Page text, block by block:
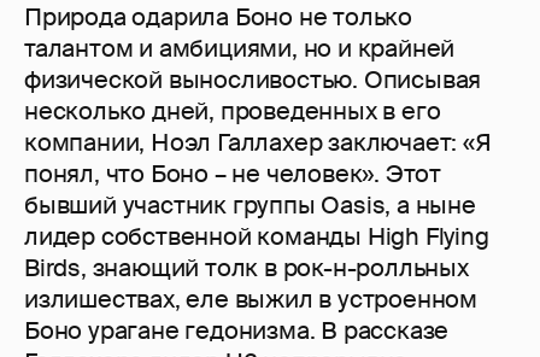
Природа одарила Боно не только
талантом и амбициями, но и крайней
физической выносливостью. Описывая
несколько дней, проведенных в его
компании, Ноэл Галлахер заключает: «Я
понял, что Боно – не человек». Этот
бывший участник группы Oasis, а ныне
лидер собственной команды High Flying
Birds, знающий толк в рок-н-ролльных
излишествах, еле выжил в устроенном
Боно урагане гедонизма. В рассказе